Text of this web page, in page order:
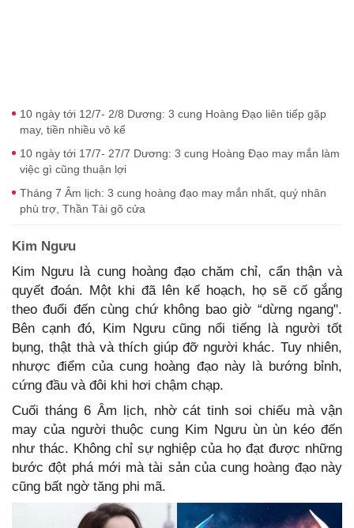
10 ngày tới 12/7- 2/8 Dương: 3 cung Hoàng Đạo liên tiếp gặp
may, tiền nhiều vô kể
10 ngày tới 17/7- 27/7 Dương: 3 cung Hoàng Đạo may mắn làm
việc gì cũng thuận lợi
Tháng 7 Âm lịch: 3 cung hoàng đạo may mắn nhất, quý nhân
phù trợ, Thần Tài gõ cửa
Kim Ngưu
Kim Ngưu là cung hoàng đạo chăm chỉ, cẩn thận và
quyết đoán. Một khi đã lên kế hoạch, họ sẽ cố gắng
theo đuổi đến cùng chứ không bao giờ “dừng ngang".
Bên cạnh đó, Kim Ngưu cũng nổi tiếng là người tốt
bụng, thật thà và thích giúp đỡ người khác. Tuy nhiên,
nhược điểm của cung hoàng đạo này là bướng bỉnh,
cứng đầu và đôi khi hơi chậm chạp.
Cuối tháng 6 Âm lịch, nhờ cát tinh soi chiếu mà vận
may của người thuộc cung Kim Ngưu ùn ùn kéo đến
như thác. Không chỉ sự nghiệp của họ đạt được những
bước đột phá mới mà tài sản của cung hoàng đạo này
cũng bất ngờ tăng phi mã.